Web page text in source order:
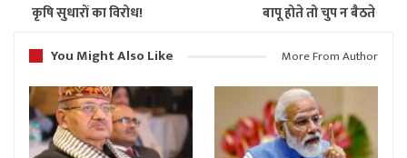
कृषि सुधारों का विरोध!
बापू होते तो चुप न बैठते
You Might Also Like
More From Author